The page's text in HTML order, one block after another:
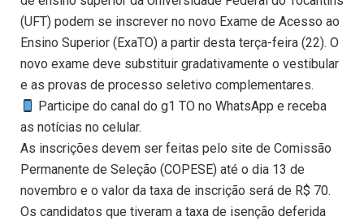
(UFT) podem se inscrever no novo Exame de Acesso ao
Ensino Superior (ExaTO) a partir desta terça-feira (22). O
novo exame deve substituir gradativamente o vestibular
e as provas de processo seletivo complementares.
Participe do canal do g1 TO no WhatsApp e receba
as notícias no celular.
As inscrições devem ser feitas pelo site de Comissão
Permanente de Seleção (COPESE) até o dia 13 de
novembro e o valor da taxa de inscrição será de R$ 70.
Os candidatos que tiveram a taxa de isenção deferida